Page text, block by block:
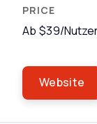
Ab $39/
Website